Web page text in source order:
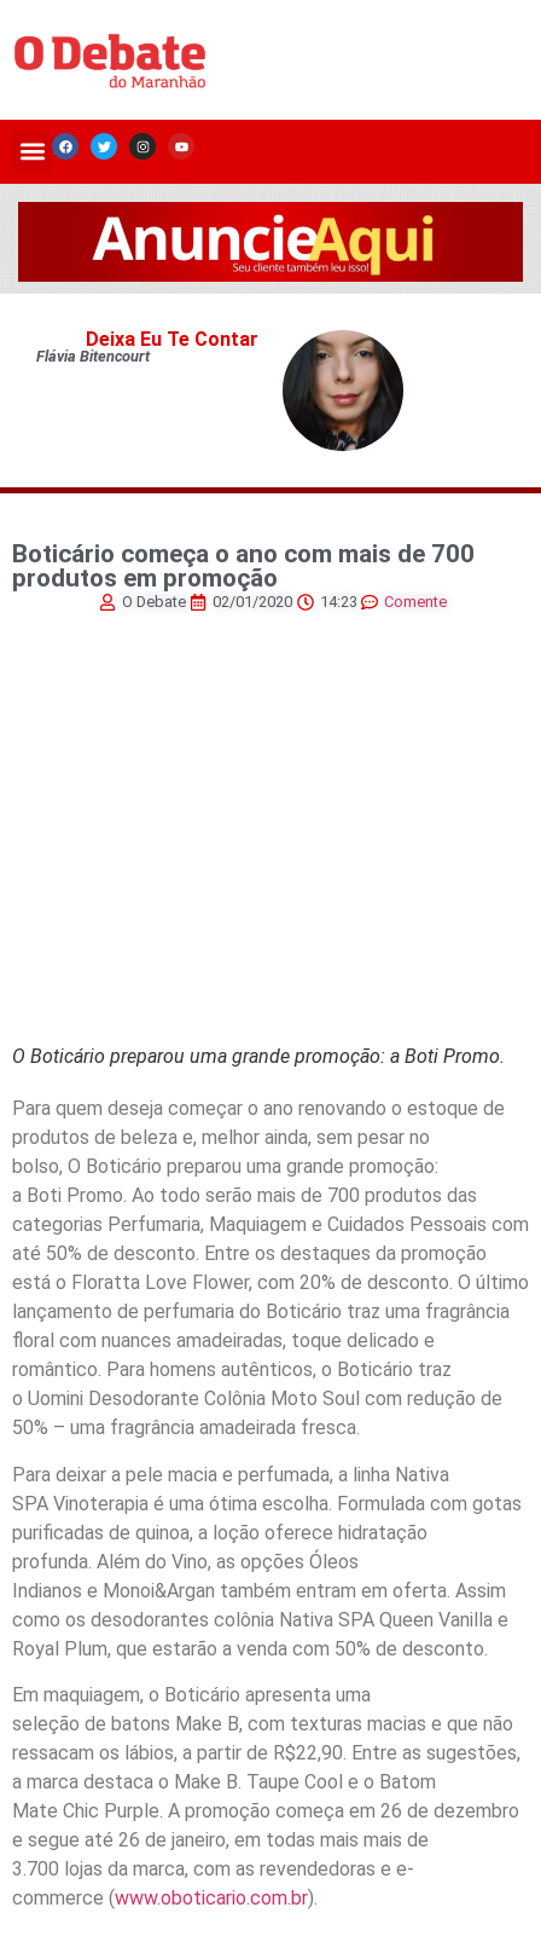
Deixa Eu Te Contar
Flávia Bitencourt
Boticário começa o ano com mais de 700
produtos em promoção
O Debate 02/01/2020 14:23 Comente
O Boticário preparou uma grande promoção: a Boti Promo.
Para quem deseja começar o ano renovando o estoque de
produtos de beleza e, melhor ainda, sem pesar no
bolso, O Boticário preparou uma grande promoção:
a Boti Promo. Ao todo serão mais de 700 produtos das
categorias Perfumaria, Maquiagem e Cuidados Pessoais com
até 50% de desconto. Entre os destaques da promoção
está o Floratta Love Flower, com 20% de desconto. O último
lançamento de perfumaria do Boticário traz uma fragrância
floral com nuances amadeiradas, toque delicado e
romântico. Para homens autênticos, o Boticário traz
o Uomini Desodorante Colônia Moto Soul com redução de
50% – uma fragrância amadeirada fresca.
Para deixar a pele macia e perfumada, a linha Nativa
SPA Vinoterapia é uma ótima escolha. Formulada com gotas
purificadas de quinoa, a loção oferece hidratação
profunda. Além do Vino, as opções Óleos
Indianos e Monoi&Argan também entram em oferta Assim
como os desodorantes colônia Nativa SPA Queen Vanilla e
Royal Plum, que estarão a venda com 50% de desconto.
Em maquiagem, o Boticário apresenta uma
seleção de batons Make B, com texturas macias e que não
ressacam os lábios, a partir de R$22,90. Entre as sugestões,
a marca destaca o Make B. Taupe Cool e o Batom
Mate Chic Purple. A promoção começa em 26 de dezembro
e segue até 26 de janeiro, em todas mais mais de
3.700 lojas da marca, com as revendedoras e e-
commerce (www.oboticario.com.br).